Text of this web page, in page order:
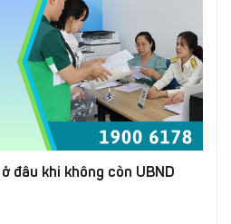
đâu khi không còn UBND